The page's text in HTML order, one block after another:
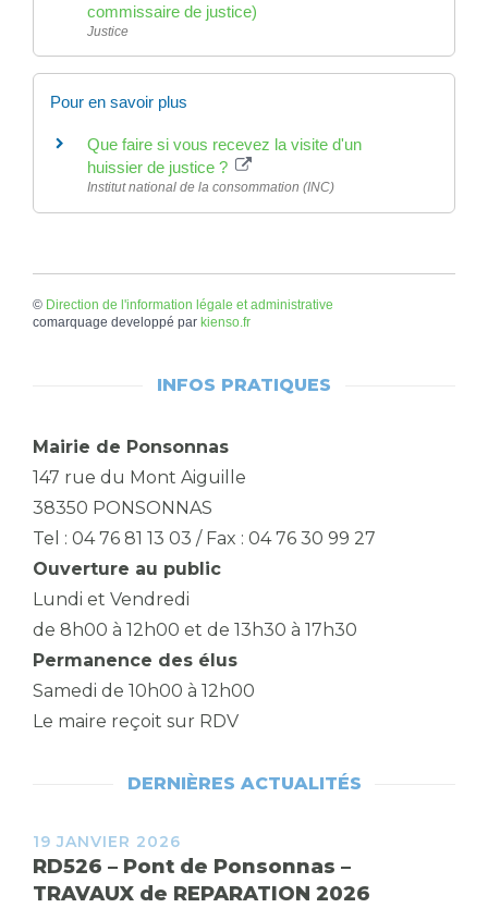
commissaire de justice)
Justice
Pour en savoir plus
Que faire si vous recevez la visite d'un
huissier de justice ?
Institut national de la consommation (INC)
© Direction de l'information légale et administrative
comarquage developpé par kienso.fr
INFOS PRATIQUES
Mairie de Ponsonnas
147 rue du Mont Aiguille
38350 PONSONNAS
Tel : 04 76 81 13 03 / Fax : 04 76 30 99 27
Ouverture au public
Lundi et Vendredi
de 8h00 à 12h00 et de 13h30 à 17h30
Permanence des élus
Samedi de 10h00 à 12h00
Le maire reçoit sur RDV
DERNIÈRES ACTUALITÉS
19 JANVIER 2026
RD526 – Pont de Ponsonnas –
TRAVAUX de REPARATION 2026